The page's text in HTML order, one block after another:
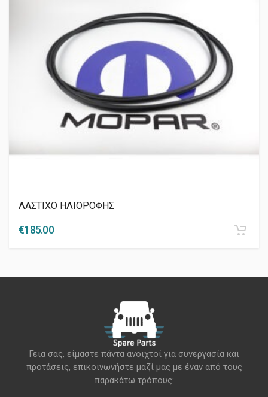
ΛΑΣΤΙΧΟ ΗΛΙΟΡΟΦΗΣ
€185.00
Γεια σας, είμαστε πάντα ανοιχτοί για συνεργασία και
προτάσεις, επικοινωνήστε μαζί μας με έναν από τους
παρακάτω τρόπους: